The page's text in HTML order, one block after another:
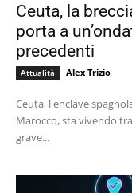
Ceuta, la
porta a
precedenti
Attualità Alex Trizio
Ceuta, l'enclave
Marocco, sta vivendo
grave...